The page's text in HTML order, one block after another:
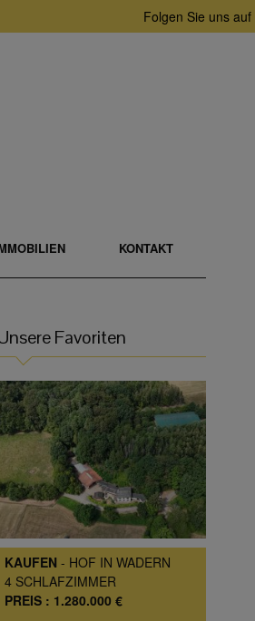
Folgen Sie uns auf
KONTAKT
Favoriten
KAUFEN - HOF IN WADERN
4 SCHLAFZIMMER
PREIS : 1.280.000 €